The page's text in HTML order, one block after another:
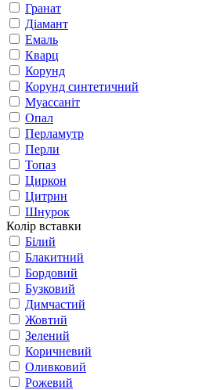
Гранат
Діамант
Емаль
Кварц
Корунд
Корунд синтетичний
Муассаніт
Опал
Перламутр
Перли
Топаз
Циркон
Цитрин
Шнурок
Колір вставки
Білий
Блакитний
Бордовий
Бузковий
Димчастий
Жовтий
Зелений
Коричневий
Оливковий
Рожевий